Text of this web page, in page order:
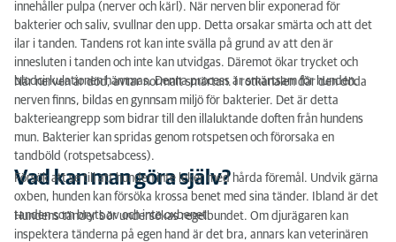
innehåller pulpa (nerver och kärl). När nerven blir exponerad för
bakterier och saliv, svullnar den upp. Detta orsakar smärta och att det
ilar i tanden. Tandens rot kan inte svälla på grund av att den är
innesluten i tanden och inte kan utvidgas. Däremot ökar trycket och
blodcirkulationen hämmas. Denna process är smärtsam för hunden.
När nerven är död, avtar normalt smärtan. I rotkanalen där den döda
nerven finns, bildas en gynnsam miljö för bakterier. Det är detta
bakterieangrepp som bidrar till den illaluktande doften från hundens
mun. Bakterier kan spridas genom rotspetsen och förorsaka en
tandböld (rotspetsabcess).
Vad kan man göra själv?
Försök att se till att hunden inte leker med hårda föremål. Undvik gärna
oxben, hunden kan försöka krossa benet med sina tänder. Ibland är det
tanden som bryts av och inte oxbenet.
Hundens tänder bör undersökas regelbundet. Om djurägaren kan
inspektera tänderna på egen hand är det bra, annars kan veterinären